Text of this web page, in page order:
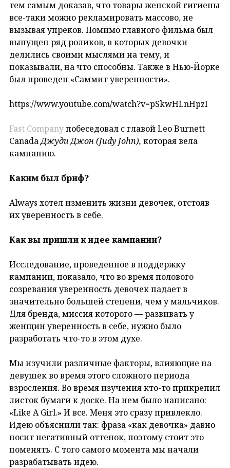
тем самым доказав, что товары женской гигиены
все-таки можно рекламировать массово, не
вызывая упреков. Помимо главного фильма был
выпущен ряд роликов, в которых девочки
делились своими мыслями на тему, и
показывали, на что способны. Также в Нью-Йорке
был проведен «Саммит уверенности».
https://www.youtube.com/watch?v=pSkwHLnHpzI
Fast Companyпобеседовал с главой Leo Burnett
CanadaДжуди Джон (Judy John), которая вела
кампанию.
Каким был бриф?
Always хотел изменить жизни девочек, отстояв
их уверенность в себе.
Как вы пришли к идее кампании?
Исследование, проведенное в поддержку
кампании, показало, что во время полового
созревания уверенность девочек падает в
значительно большей степени, чем у мальчиков.
Для бренда, миссия которого — развивать у
женщин уверенность в себе, нужно было
разработать что-то в этом духе.
Мы изучили различные факторы, влияющие на
девушек во время этого сложного периода
взросления. Во время изучения кто-то прикрепил
листок бумаги к доске. На нем было написано:
«Like A Girl.» И все. Меня это сразу привлекло.
Идею объяснили так: фраза «как девочка» давно
носит негативный оттенок, поэтому стоит это
поменять. С того самого момента мы начали
разрабатывать идею.